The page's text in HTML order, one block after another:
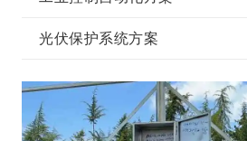
光伏保护系统方案